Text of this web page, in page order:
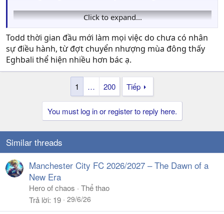
Click to expand...
Todd thời gian đầu mới làm mọi việc do chưa có nhân
sự điều hành, từ đợt chuyển nhượng mùa đông thấy
Eghbali thể hiện nhiều hơn bác ạ.
1 … 200 Tiếp
You must log in or register to reply here.
Similar threads
Manchester City FC 2026/2027 – The Dawn of a
New Era
Hero of chaos
Thể thao
Trả lời 19 29/6/26